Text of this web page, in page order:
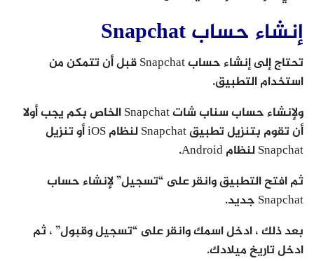
إنشاء حساب Snapchat
تحتاج إلى إنشاء حساب Snapchat قبل أن تتمكن من
استخدام التطبيق.
ولإنشاء حساب سناب شات Snapchat الخاص بكم يجب أولا
أن تقوم بتنزيل تطبيق Snapchat لنظام iOS أو تنزيل
Snapchat لنظام Android.
ثم افتح التطبيق وانقر على “تسجيل” لإنشاء حساب
Snapchat جديد.
بعد ذلك ، ادخل اسمك وانقر على “تسجيل وقبول” ، ثم
ادخل تاريخ ميلادك.